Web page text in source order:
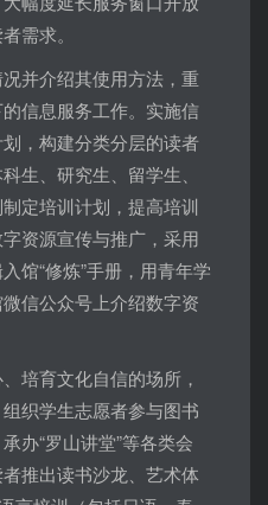
需求。
并介绍其使用方法，重
信息服务工作。实施信
，构建分类分层的读者
生、研究生、留学生、
定培训计划，提高培训
资源宣传与推广，采用
馆“修炼”手册，用青年学
信公众号上介绍数字资
培育文化自信的场所，
织学生志愿者参与图书
办“罗山讲堂”等各类会
推出读书沙龙、艺术体